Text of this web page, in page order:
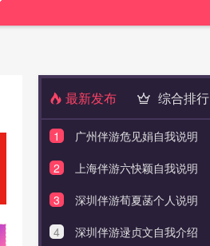
最新发布 综合排行
1
广州伴游危见娟自我说明
2
上海伴游六快颖自我说明
3
深圳伴游荀夏菡个人说明
4
深圳伴游逯贞文自我介绍